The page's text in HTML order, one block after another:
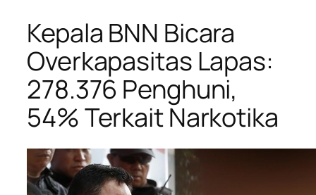
Kepala BNN Bicara
Overkapasitas Lapas:
278.376 Penghuni,
54% Terkait Narkotika